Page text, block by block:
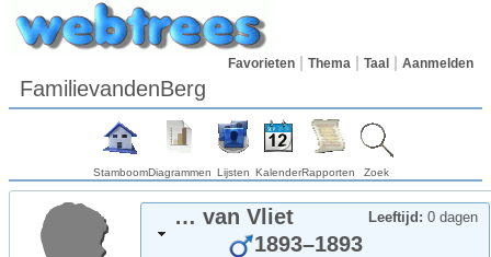
Favorieten Thema Taal Aanmelden
FamilievandenBerg
StamboomDiagrammen Lijsten KalenderRapporten Zoek
… van Vliet Leeftijd: 0 dagen
1893–1893